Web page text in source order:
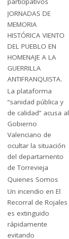
JORNADAS DE
MEMORIA
HISTÓRICA VIENTO
DEL PUEBLO EN
HOMENAJE A LA
GUERRILLA
ANTIFRANQUISTA.
La plataforma
“sanidad pública y
de calidad” acusa al
Gobierno
Valenciano de
ocultar la situación
del departamento
de Torrevieja
Quienes Somos
Un incendio en El
Recorral de Rojales
es extinguido
rápidamente
evitando